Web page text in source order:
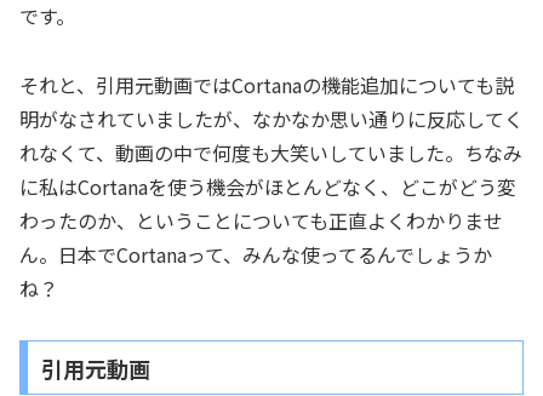
です。
それと、引用元動画ではCortanaの機能追加についても説
明がなされていましたが、なかなか思い通りに反応してく
れなくて、動画の中で何度も大笑いしていました。ちなみ
に私はCortanaを使う機会がほとんどなく、どこがどう変
わったのか、ということについても正直よくわかりませ
ん。日本でCortanaって、みんな使ってるんでしょうか
ね？
引用元動画